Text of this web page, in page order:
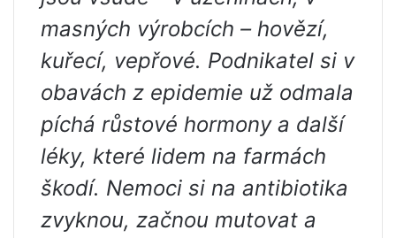
masných výrobcích – hovězí,
kuřecí, vepřové. Podnikatel si v
obavách z epidemie už odmala
píchá růstové hormony a další
léky, které lidem na farmách
škodí. Nemoci si na antibiotika
zvyknou, začnou mutovat a